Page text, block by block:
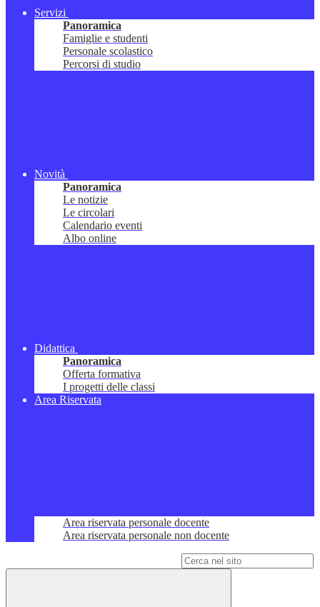
Servizi
Panoramica
Famiglie e studenti
Personale scolastico
Percorsi di studio
Novità
Panoramica
Le notizie
Le circolari
Calendario eventi
Albo online
Didattica
Panoramica
Offerta formativa
I progetti delle classi
Area Riservata
Area riservata personale docente
Area riservata personale non docente